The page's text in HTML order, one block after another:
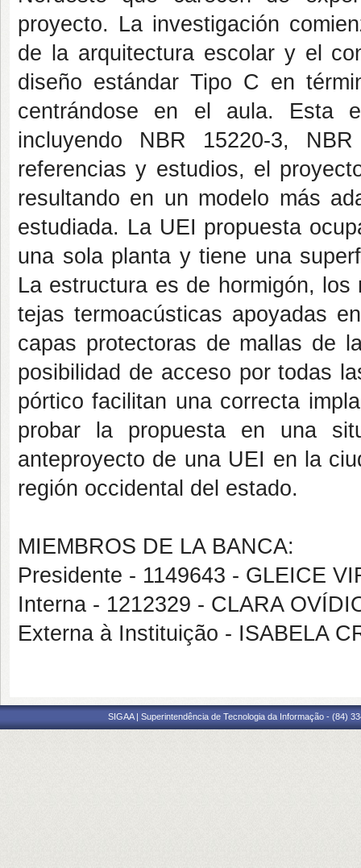
proyecto. La investigación
de la arquitectura escolar y el
diseño estándar Tipo C en
centrándose en el aula. Esta
incluyendo NBR 15220-3,
referencias y estudios, el
resultando en un modelo más
estudiada. La UEI propuesta
una sola planta y tiene una
La estructura es de hormigón,
tejas termoacústicas apoyadas
capas protectoras de mallas de
posibilidad de acceso por todas
pórtico facilitan una correcta
probar la propuesta en una
anteproyecto de una UEI en la
región occidental del estado.
MIEMBROS DE LA BANCA:
Presidente - 1149643 - GLEICE
Interna - 1212329 - CLARA
Externa à Instituição - ISABELA
SIGAA | Superintendência de Tecnologia da Informação - (84)